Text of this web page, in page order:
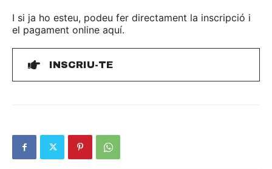
I si ja ho esteu, podeu fer directament la inscripció i
el pagament online aquí.
INSCRIU-TE